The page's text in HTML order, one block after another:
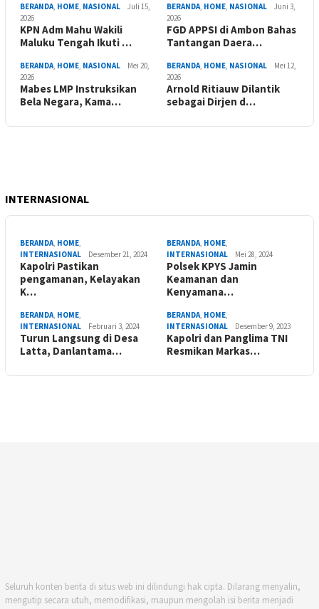
BERANDA, HOME, NASIONAL
Juli 15,
2026
KPN Adm Mahu Wakili
Maluku Tengah Ikuti …
BERANDA, HOME, NASIONAL
Juni 3,
2026
FGD APPSI di Ambon Bahas
Tantangan Daera…
BERANDA, HOME, NASIONAL
Mei 20,
2026
Mabes LMP Instruksikan
Bela Negara, Kama…
BERANDA, HOME, NASIONAL
Mei 12,
2026
Arnold Ritiauw Dilantik
sebagai Dirjen d…
INTERNASIONAL
BERANDA, HOME,
INTERNASIONAL
Desember 21, 2024
Kapolri Pastikan
pengamanan, Kelayakan
K…
BERANDA, HOME,
INTERNASIONAL
Mei 28, 2024
Polsek KPYS Jamin
Keamanan dan
Kenyamana…
BERANDA, HOME,
INTERNASIONAL
Februari 3, 2024
Turun Langsung di Desa
Latta, Danlantama…
BERANDA, HOME,
INTERNASIONAL
Desember 9, 2023
Kapolri dan Panglima TNI
Resmikan Markas…
Seluruh konten berita di situs web ini dilindungi hak cipta. Dilarang menyalin,
mengutip secara utuh, memodifikasi, maupun mengolah isi berita menjadi